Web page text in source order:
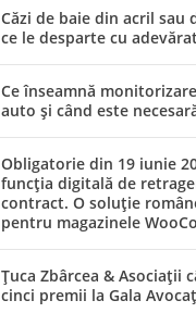
Căzi de baie din acril sau
ce le desparte cu
Ce înseamnă
auto și când este
Obligatorie din 19 iunie
funcția digitală de
contract. O soluție
pentru magazinele
Țuca Zbârcea & Asociații
cinci premii la Gala